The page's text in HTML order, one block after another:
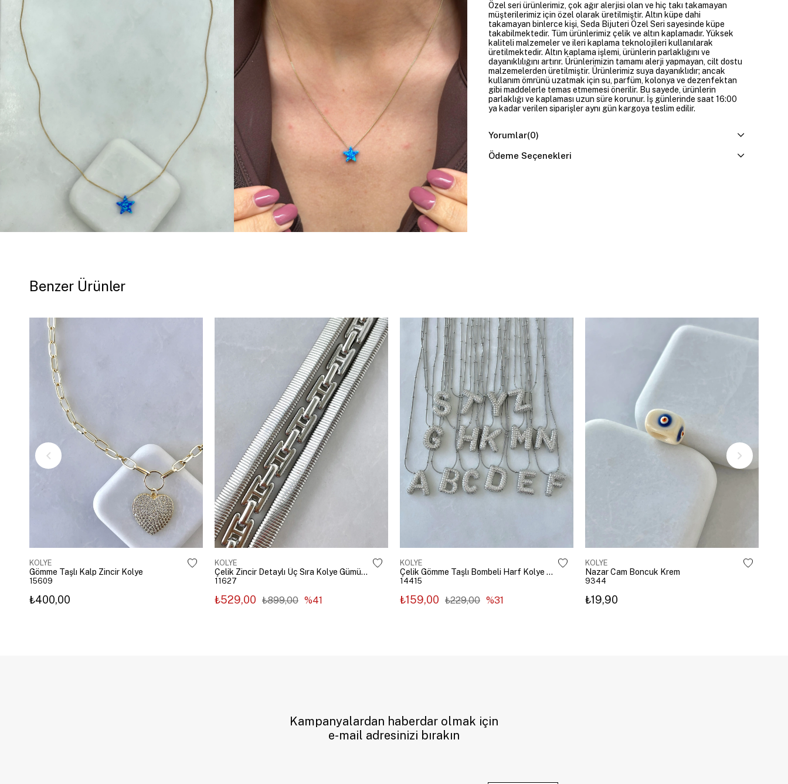
Özel seri ürünlerimiz, çok ağır alerjisi olan ve hiç takı takamayan
müşterilerimiz için özel olarak üretilmiştir. Altın küpe dahi
takamayan binlerce kişi, Seda Bijuteri Özel Seri sayesinde küpe
takabilmektedir. Tüm ürünlerimiz çelik ve altın kaplamadır. Yüksek
kaliteli malzemeler ve ileri kaplama teknolojileri kullanılarak
üretilmektedir. Altın kaplama işlemi, ürünlerin parlaklığını ve
dayanıklılığını artırır. Ürünlerimizin tamamı alerji yapmayan, cilt dostu
malzemelerden üretilmiştir. Ürünlerimiz suya dayanıklıdır; ancak
kullanım ömrünü uzatmak için su, parfüm, kolonya ve dezenfektan
gibi maddelerle temas etmemesi önerilir. Bu sayede, ürünlerin
parlaklığı ve kaplaması uzun süre korunur. İş günlerinde saat 16:00
ya kadar verilen siparişler aynı gün kargoya teslim edilir.
Yorumlar(0)
Ödeme Seçenekleri
Benzer Ürünler
KOLYE
Gömme Taşlı Kalp Zincir Kolye
15609
₺400,00
KOLYE
Çelik Zincir Detaylı Üç Sıra Kolye Gümüş Renk
11627
₺529,00 ₺899,00 %41
KOLYE
Çelik Gömme Taşlı Bombeli Harf Kolye Gümüş
14415
₺159,00 ₺229,00 %31
KOLYE
Nazar Cam Boncuk Krem
9344
₺19,90
Kampanyalardan haberdar olmak için
e-mail adresinizi bırakın